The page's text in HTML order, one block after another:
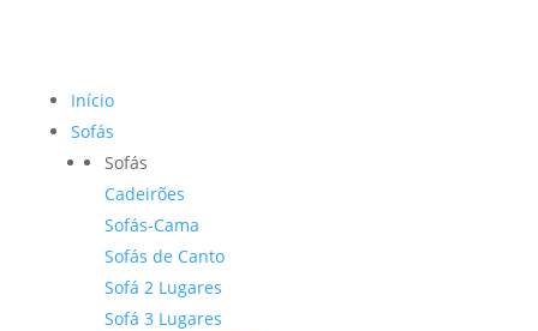
Início
Sofás
Sofás
Cadeirões
Sofás-Cama
Sofás de Canto
Sofá 2 Lugares
Sofá 3 Lugares